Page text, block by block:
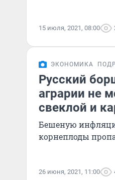
15 июля, 2021, 08:00
ЭКОНОМИКА
Русский
аграрии не
свеклой и
Бешеную
корнеплоды
26 июня, 2021, 11:00